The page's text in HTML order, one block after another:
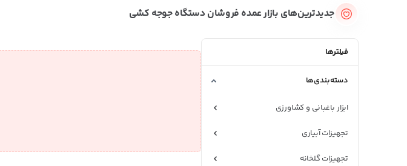
جدیدترین‌های بازار عمده فروشان دستگاه جوجه کشی
فیلترها
دسته‌بندی‌ها
ابزار باغبانی و کشاورزی
تجهیزات آبیاری
تجهیزات گلخانه